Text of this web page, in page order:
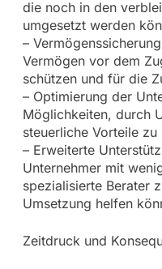
die noch in den
umgesetzt werden
–
Vermögen vor dem
schützen und für die
– Optimierung der
Möglichkeiten, durch
steuerliche Vorteile zu
– Erweiterte
Unternehmer mit
spezialisierte Berater
Umsetzung helfen
Zeitdruck und